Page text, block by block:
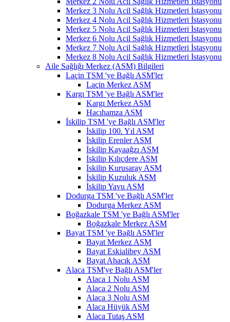
Merkez 3 Nolu Acil Sağlık Hizmetleri İstasyonu
Merkez 4 Nolu Acil Sağlık Hizmetleri İstasyonu
Merkez 5 Nolu Acil Sağlık Hizmetleri İstasyonu
Merkez 6 Nolu Acil Sağlık Hizmetleri İstasyonu
Merkez 7 Nolu Acil Sağlık Hizmetleri İstasyonu
Merkez 8 Nolu Acil Sağlık Hizmetleri İstasyonu
Aile Sağlığı Merkez (ASM) Bilgileri
Laçin TSM 'ye Bağlı ASM'ler
Laçin Merkez ASM
Kargı TSM 'ye Bağlı ASM'ler
Kargı Merkez ASM
Hacıhamza ASM
İskilip TSM 'ye Bağlı ASM'ler
İskilip 100. Yıl ASM
İskilip Erenler ASM
İskilip Kayaağzı ASM
İskilip Kılıçdere ASM
İskilip Kurusaray ASM
İskilip Kuzuluk ASM
İskilip Yavu ASM
Dodurga TSM 'ye Bağlı ASM'ler
Dodurga Merkez ASM
Boğazkale TSM 'ye Bağlı ASM'ler
Boğazkale Merkez ASM
Bayat TSM 'ye Bağlı ASM'ler
Bayat Merkez ASM
Bayat Eskialibey ASM
Bayat Ahacık ASM
Alaca TSM'ye Bağlı ASM'ler
Alaca 1 Nolu ASM
Alaca 2 Nolu ASM
Alaca 3 Nolu ASM
Alaca Hüyük ASM
Alaca Tutaş ASM